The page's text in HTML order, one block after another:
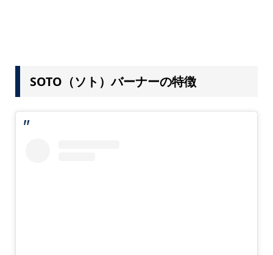
SOTO（ソト）バーナーの特徴